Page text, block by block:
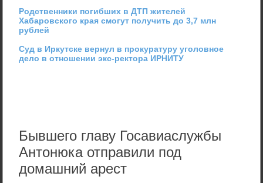
Родственники погибших в ДТП жителей
Хабаровского края смогут получить до 3,7 млн
рублей
Суд в Иркутске вернул в прокуратуру уголовное
дело в отношении экс-ректора ИРНИТУ
Бывшего главу Госавиаслужбы
Антонюка отправили под
домашний арест